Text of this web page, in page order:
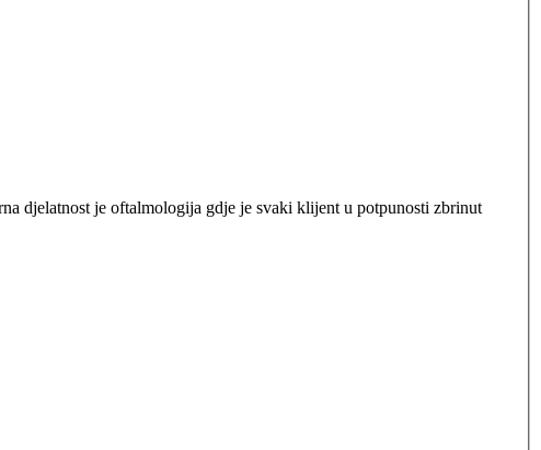
djelatnost je oftalmologija gdje je svaki klijent u potpunosti zbrinut